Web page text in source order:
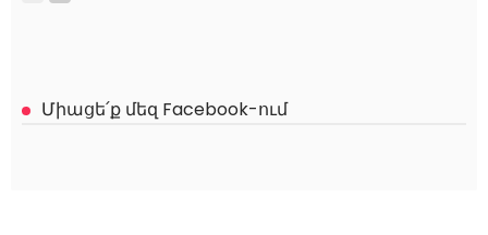
Միացե՛ք մեզ Facebook-ում